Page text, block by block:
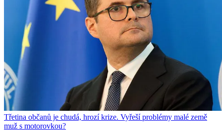
Třetina občanů je chudá, hrozí krize. Vyřeší problémy malé země
muž s motorovkou?